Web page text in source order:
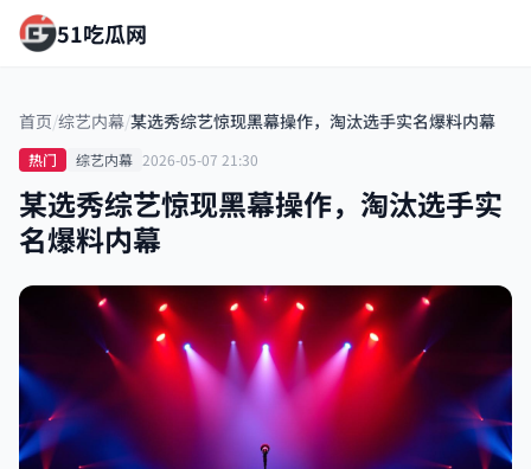
51吃瓜网
首页/综艺内幕/某选秀综艺惊现黑幕操作，淘汰选手实名爆料内幕
热门 综艺内幕 2026-05-07 21:30
某选秀综艺惊现黑幕操作，淘汰选手实
名爆料内幕